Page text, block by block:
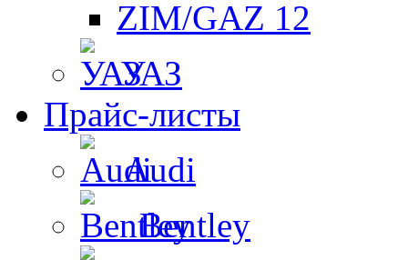
ZIM/GAZ 12
УАЗ
Прайс-листы
Audi
Bentley